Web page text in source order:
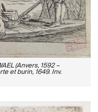
(Anvers, 1592 –
et burin, 1649. Inv.